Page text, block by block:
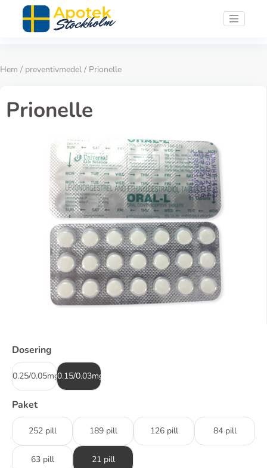
Hem / preventivmedel / Prionelle
Prionelle
Dosering
0.25/0.05mg0.15/0.03mg
Paket
252 pill 189 pill 126 pill 84 pill
63 pill 21 pill